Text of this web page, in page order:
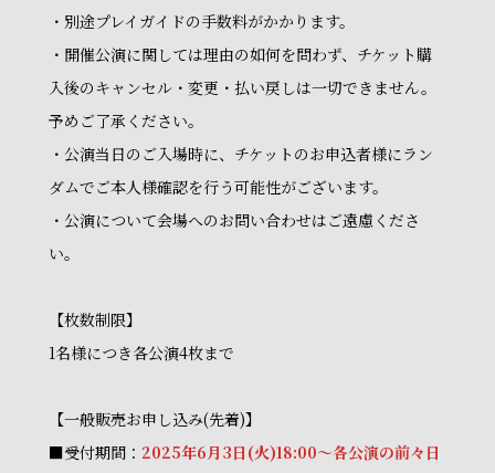
・別途プレイガイドの手数料がかかります。
・開催公演に関しては理由の如何を問わず、チケット購
入後のキャンセル・変更・払い戻しは一切できません。
予めご了承ください。
・公演当日のご入場時に、チケットのお申込者様にラン
ダムでご本人様確認を行う可能性がございます。
・公演について会場へのお問い合わせはご遠慮くださ
い。
【枚数制限】
1名様につき各公演4枚まで
【一般販売お申し込み(先着)】
■受付期間： 2025年6月3日(火)18:00～各公演の前々日